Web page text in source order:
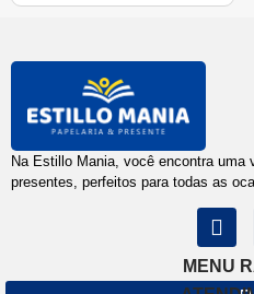
Na Estillo Mania, você encontra uma
presentes, perfeitos para todas as
MENU